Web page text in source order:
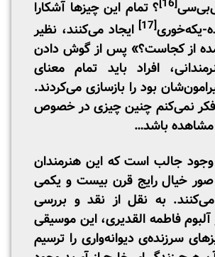
[16]
؟ تمام این چیزها آشکارا
یکه‌خوری[17]
ایجاد می‌کنند، نظیر
از کجاست؟» پس از گوش دادن
افراد باید تمام معنای
بود را بازسازی می‌کردند.
فکر نمی‌کنم چنین چیزی در خصوص
مشاهده باشد…
وجود جالب است که این هنرمندان
خیال رایج قرن بیست و یکمی
می‌کنند. به نقل از نقد و بررسی
آلبوم فاطمه القدیری، این موسیقی
سرزنده‌ی دیوانه‌واری را ترسیم